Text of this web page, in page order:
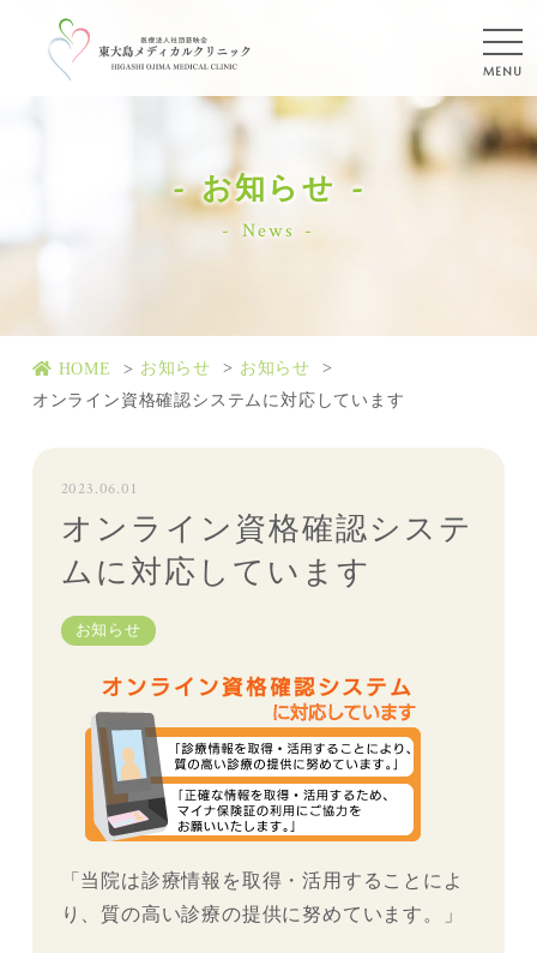
お知らせ
News
HOME お知らせ
お知らせ
オンライン資格確認システムに対応しています
2023.06.01
オンライン資格確認システ
ムに対応しています
お知らせ
「当院は診療情報を取得・活用することによ
り、質の高い診療の提供に努めています。」